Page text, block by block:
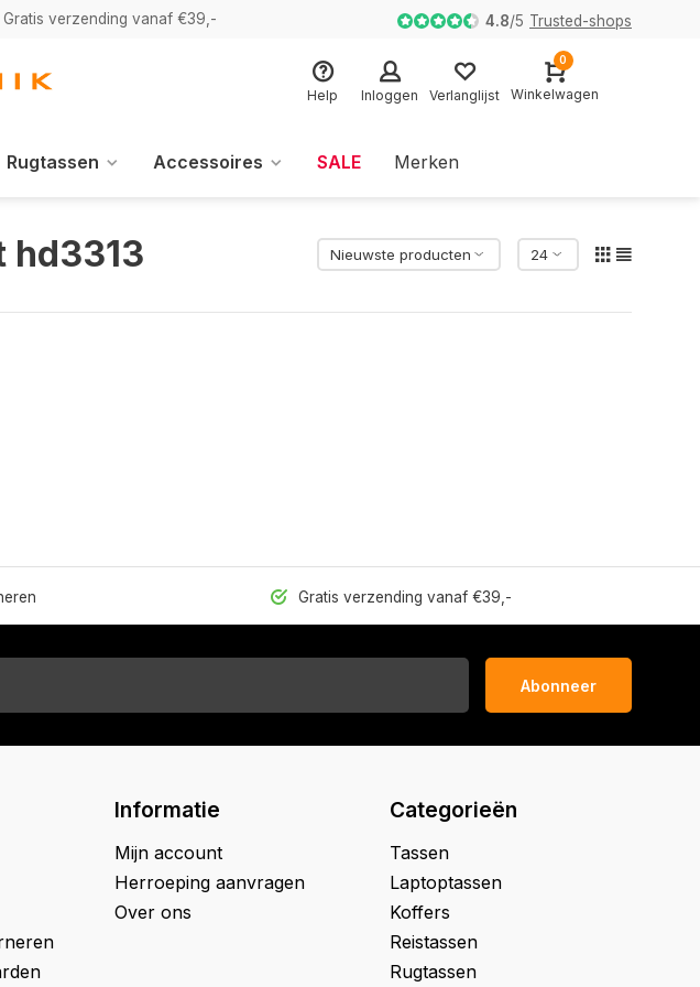
Gratis verzending vanaf €39,- 4.8/5 Trusted-shops
Help Inloggen Verlanglijst
0
Winkelwagen
Rugtassen Accessoires SALE Merken
hd3313
Gratis verzending vanaf €39,-
Abonneer
Informatie
Mijn account
Herroeping aanvragen
Over ons
Categorieën
Tassen
Laptoptassen
Koffers
Reistassen
Rugtassen